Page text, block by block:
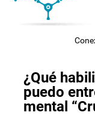
¿Qué
puedo
mental